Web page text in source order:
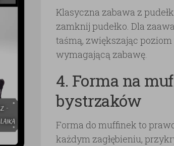
Klasyczna zabawa z
zamknij pudełko. Dla
taśmą, zwiększając
wymagającą zabawę.
4. Forma na
bystrzaków
Forma do muffinek to
każdym zagłębieniu,